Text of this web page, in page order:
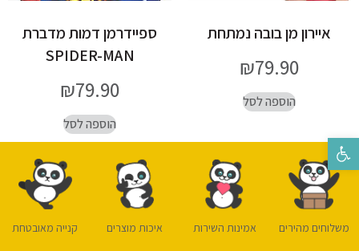
פתח סרגל נגישות
איירון מן בובה נמתחת
₪79.90
הוספה לסל
ספיידרמן דמות מדברת
SPIDER-MAN
₪79.90
הוספה לסל
משלוחים מהירים אמינות השירות איכות מוצרים קנייה מאובטחת